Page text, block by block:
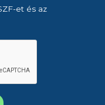
et és az